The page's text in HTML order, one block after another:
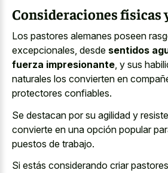
Consideraciones físicas
Los pastores alemanes poseen
excepcionales, desde sentidos
fuerza impresionante, y sus
naturales los convierten en
protectores confiables.
Se destacan por su agilidad y
convierte en una opción popular
puestos de trabajo.
Si estás considerando criar